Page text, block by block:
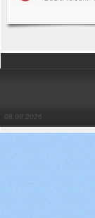
08.08.2026